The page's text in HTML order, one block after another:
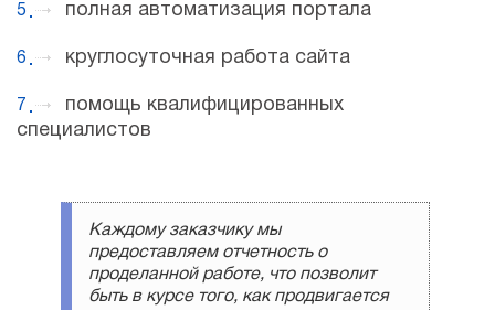
полная автоматизация портала
круглосуточная работа сайта
помощь квалифицированных
специалистов
Каждому заказчику мы
предоставляем отчетность о
проделанной работе, что позволит
быть в курсе того, как продвигается